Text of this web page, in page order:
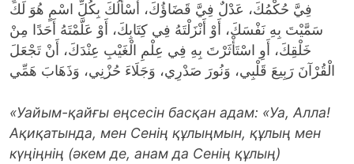
فِيَّ حُكْمُكَ، عَدْلٌ فِيَّ قَضَاؤُكَ، أَسْأَلُكَ بِكُلِّ اسْمٍ هُوَ لَكَ
سَمَّيْتَ بِهِ نَفْسَكَ، أَوْ أَنْزَلْتَهُ فِي كِتَابِكَ، أَوْ عَلَّمْتَهُ أَحَدًا مِنْ
خَلْقِكَ، أَوِ اسْتَأْثَرْتَ بِهِ فِي عِلْمِ الْغَيْبِ عِنْدَكَ، أَنْ تَجْعَلَ
الْقُرْآنَ رَبِيعَ قَلْبِي، وَنُورَ صَدْرِي، وَجَلَاءَ حُزْنِي، وَذَهَابَ هَمِّي
«Уайым-қайғы еңсесін басқан адам: «Уа, Алла!
Ақиқатында, мен Сенің құлыңмын, құлың мен
күңіңнің (әкем де, анам да Сенің құлың)